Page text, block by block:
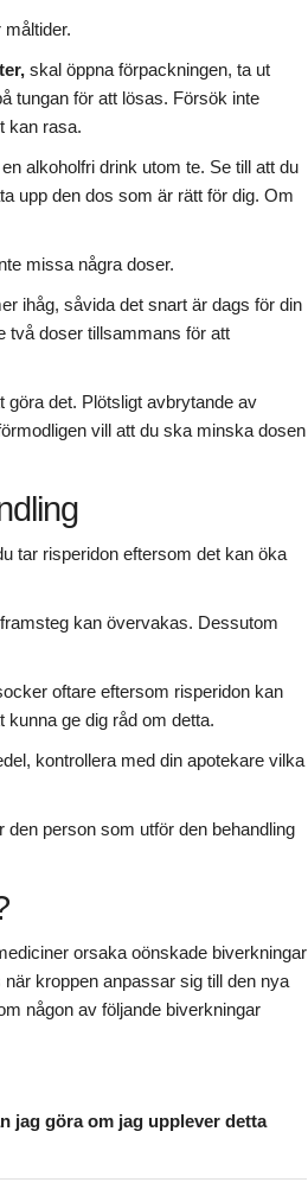
skal öppna förpackningen, ta ut
tungan för att lösas. Försök inte
kan rasa.
alkoholfri drink utom te. Se till att du
upp den dos som är rätt för dig. Om
missa några doser.
ihåg, såvida det snart är dags för din
två doser tillsammans för att
göra det. Plötsligt avbrytande av
vill att du ska minska dosen
tar risperidon eftersom det kan öka
kan övervakas. Dessutom
oftare eftersom risperidon kan
ge dig råd om detta.
kontrollera med din apotekare vilka
person som utför den behandling
orsaka oönskade biverkningar
kroppen anpassar sig till den nya
någon av följande biverkningar
jag göra om jag upplever detta